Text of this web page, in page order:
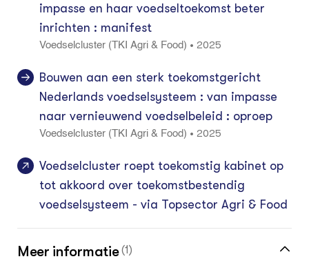
impasse en haar voedseltoekomst beter
inrichten : manifest
Voedselcluster (TKI Agri & Food) • 2025
Bouwen aan een sterk toekomstgericht
Nederlands voedselsysteem : van impasse
naar vernieuwend voedselbeleid : oproep
Voedselcluster (TKI Agri & Food) • 2025
Voedselcluster roept toekomstig kabinet op
tot akkoord over toekomstbestendig
voedselsysteem - via Topsector Agri & Food
Meer informatie (1)